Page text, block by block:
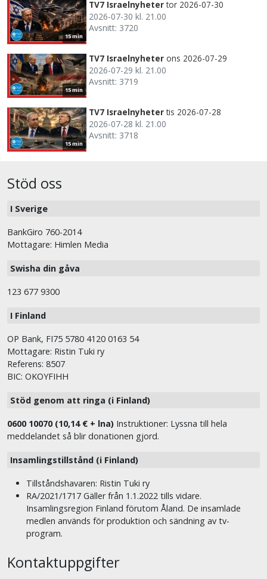
15 min
TV7 Israelnyheter tor 2026-07-30
2026-07-30 kl. 21.00
Avsnitt: 3720
15 min
TV7 Israelnyheter ons 2026-07-29
2026-07-29 kl. 21.00
Avsnitt: 3719
15 min
TV7 Israelnyheter tis 2026-07-28
2026-07-28 kl. 21.00
Avsnitt: 3718
Stöd oss
I Sverige
BankGiro 760-2014
Mottagare: Himlen Media
Swisha din gåva
123 677 9300
I Finland
OP Bank, FI75 5780 4120 0163 54
Mottagare: Ristin Tuki ry
Referens: 8507
BIC: OKOYFIHH
Stöd genom att ringa (i Finland)
0600 10070 (10,14 € + lna) Instruktioner: Lyssna till hela
meddelandet så blir donationen gjord.
Insamlingstillstånd (i Finland)
Tillståndshavaren: Ristin Tuki ry
RA/2021/1717 Gäller från 1.1.2022 tills vidare.
Insamlingsregion Finland förutom Åland. De insamlade
medlen används för produktion och sändning av tv-
program.
Kontaktuppgifter